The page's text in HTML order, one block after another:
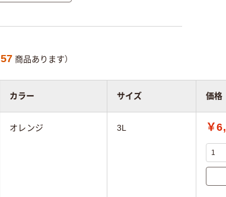
57 商品あります）
カラー サイズ 価格
オレンジ 3L ￥